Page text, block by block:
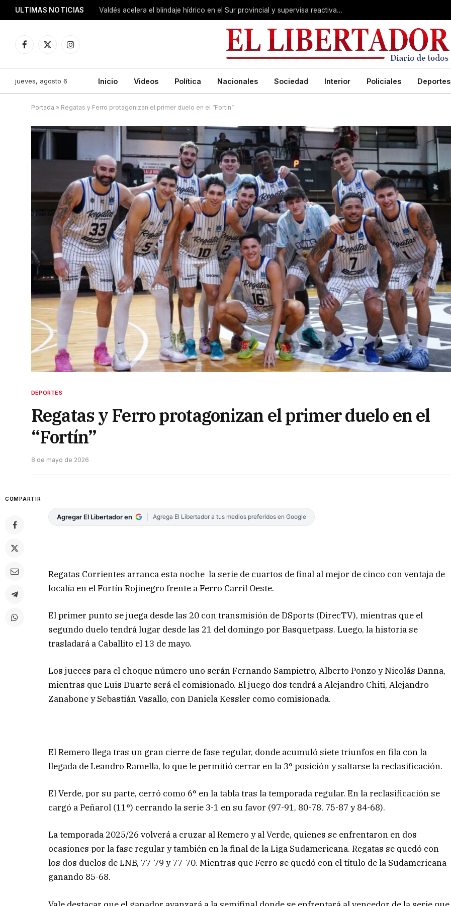
ULTIMAS NOTICIAS Valdés acelera el blindaje hídrico en el Sur provincial y supervisa reactivación de ruta
Facebook
X
Instagram
jueves, agosto 6 Inicio Videos Política Nacionales Sociedad Interior Policiales Deportes
Portada » Regatas y Ferro protagonizan el primer duelo en el “Fortín”
DEPORTES
Regatas y Ferro protagonizan el primer duelo en el
“Fortín”
8 de mayo de 2026
COMPARTIR
Agregar El Libertador en Agrega El Libertador a tus medios preferidos en Google
Regatas Corrientes arranca esta noche la serie de cuartos de final al mejor de cinco con ventaja de
localía en el Fortín Rojinegro frente a Ferro Carril Oeste.
El primer punto se juega desde las 20 con transmisión de DSports (DirecTV), mientras que el
segundo duelo tendrá lugar desde las 21 del domingo por Basquetpass. Luego, la historia se
trasladará a Caballito el 13 de mayo.
Los jueces para el choque número uno serán Fernando Sampietro, Alberto Ponzo y Nicolás Danna,
mientras que Luis Duarte será el comisionado. El juego dos tendrá a Alejandro Chiti, Alejandro
Zanabone y Sebastián Vasallo, con Daniela Kessler como comisionada.
El Remero llega tras un gran cierre de fase regular, donde acumuló siete triunfos en fila con la
llegada de Leandro Ramella, lo que le permitió cerrar en la 3° posición y saltarse la reclasificación.
El Verde, por su parte, cerró como 6° en la tabla tras la temporada regular. En la reclasificación se
cargó a Peñarol (11°) cerrando la serie 3-1 en su favor (97-91, 80-78, 75-87 y 84-68).
La temporada 2025/26 volverá a cruzar al Remero y al Verde, quienes se enfrentaron en dos
ocasiones por la fase regular y también en la final de la Liga Sudamericana. Regatas se quedó con
los dos duelos de LNB, 77-79 y 77-70. Mientras que Ferro se quedó con el título de la Sudamericana
ganando 85-68.